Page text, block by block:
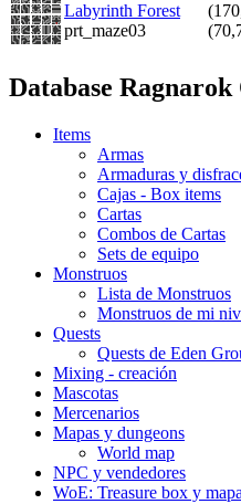
Labyrinth Forest
prt_maze03
Database
Items
Armas
Armaduras y
Cajas - Box items
Cartas
Combos de Cartas
Sets de equipo
Monstruos
Lista de Monstruos
Monstruos de mi
Quests
Quests de Eden
Mixing - creación
Mascotas
Mercenarios
Mapas y dungeons
World map
NPC y vendedores
WoE: Treasure box y